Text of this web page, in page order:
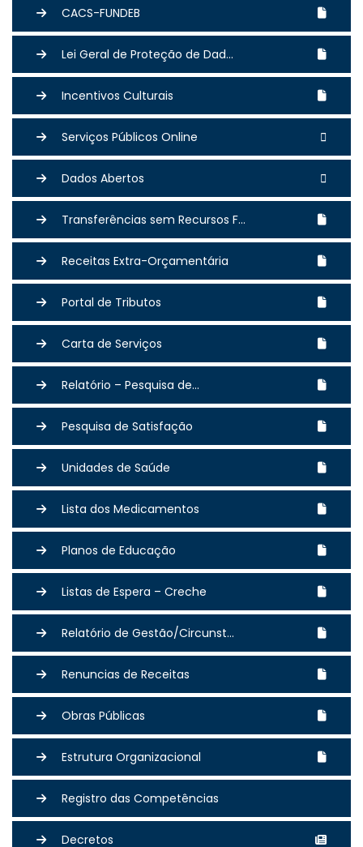
CACS-FUNDEB
Lei Geral de Proteção de Dad...
Incentivos Culturais
Serviços Públicos Online
Dados Abertos
Transferências sem Recursos F...
Receitas Extra-Orçamentária
Portal de Tributos
Carta de Serviços
Relatório – Pesquisa de...
Pesquisa de Satisfação
Unidades de Saúde
Lista dos Medicamentos
Planos de Educação
Listas de Espera – Creche
Relatório de Gestão/Circunst...
Renuncias de Receitas
Obras Públicas
Estrutura Organizacional
Registro das Competências
Decretos